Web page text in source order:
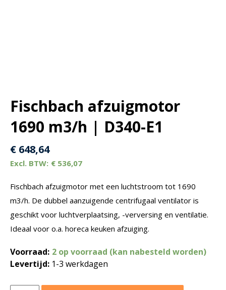
Fischbach afzuigmotor
1690 m3/h | D340-E1
€ 648,64
€ 536,07
Fischbach afzuigmotor met een luchtstroom tot 1690
m3/h. De dubbel aanzuigende centrifugaal ventilator is
geschikt voor luchtverplaatsing, -verversing en ventilatie.
Ideaal voor o.a. horeca keuken afzuiging.
Voorraad: 2 op voorraad (kan nabesteld worden)
Levertijd: 1-3 werkdagen